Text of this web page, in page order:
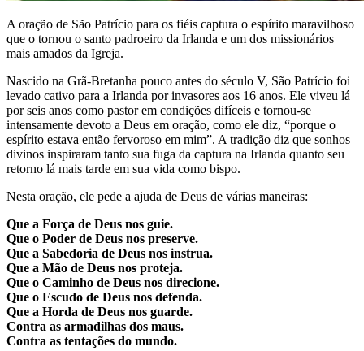
A oração de São Patrício para os fiéis captura o espírito maravilhoso
que o tornou o santo padroeiro da Irlanda e um dos missionários
mais amados da Igreja.
Nascido na Grã-Bretanha pouco antes do século V, São Patrício foi
levado cativo para a Irlanda por invasores aos 16 anos. Ele viveu lá
por seis anos como pastor em condições difíceis e tornou-se
intensamente devoto a Deus em oração, como ele diz, “porque o
espírito estava então fervoroso em mim”. A tradição diz que sonhos
divinos inspiraram tanto sua fuga da captura na Irlanda quanto seu
retorno lá mais tarde em sua vida como bispo.
Nesta oração, ele pede a ajuda de Deus de várias maneiras:
Que a Força de Deus nos guie.
Que o Poder de Deus nos preserve.
Que a Sabedoria de Deus nos instrua.
Que a Mão de Deus nos proteja.
Que o Caminho de Deus nos direcione.
Que o Escudo de Deus nos defenda.
Que a Horda de Deus nos guarde.
Contra as armadilhas dos maus.
Contra as tentações do mundo.